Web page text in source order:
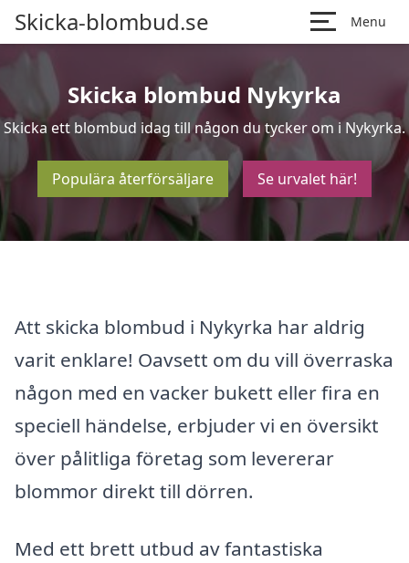
Skicka-blombud.se Menu
Skicka blombud Nykyrka
Skicka ett blombud idag till någon du tycker om i Nykyrka.
Populära återförsäljare Se urvalet här!
Att skicka blombud i Nykyrka har aldrig
varit enklare! Oavsett om du vill överraska
någon med en vacker bukett eller fira en
speciell händelse, erbjuder vi en översikt
över pålitliga företag som levererar
blommor direkt till dörren.
Med ett brett utbud av fantastiska